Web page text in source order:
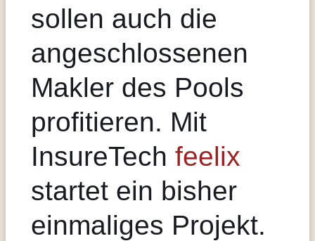
sollen auch die
angeschlossenen
Makler des Pools
profitieren. Mit
InsureTech feelix
startet ein bisher
einmaliges Projekt.